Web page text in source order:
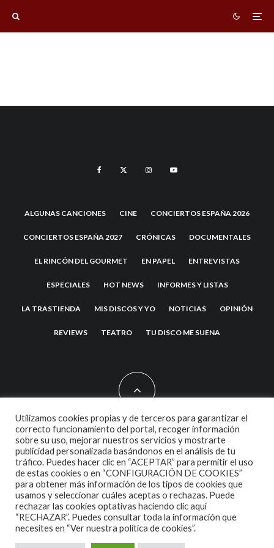
ALGUNAS CANCIONES CINE CONCIERTOS ESPAÑA 2026
CONCIERTOS ESPAÑA 2027 CRÓNICAS DOCUMENTALES
EL RINCÓN DEL GOURMET EN PAPEL ENTREVISTAS
ESPECIALES HOT NEWS INFORMES Y LISTAS
LA TRASTIENDA MIS DISCOS Y YO NOTICIAS OPINIÓN
REVIEWS TEATRO TU DISCO ME SUENA
2007 COPYRIGHT -CODETIPITHEME
Utilizamos cookies propias y de terceros para garantizar el
correcto funcionamiento del portal, recoger información
sobre su uso, mejorar nuestros servicios y mostrarte
publicidad personalizada basándonos en el análisis de tu
tráfico. Puedes hacer clic en “ACEPTAR” para permitir el uso
de estas cookies o en “CONFIGURACIÓN DE COOKIES”
para obtener más información de los tipos de cookies que
usamos y seleccionar cuáles aceptas o rechazas. Puede
rechazar las cookies optativas haciendo clic aquí
“RECHAZAR”. Puedes consultar toda la información que
necesites en “Ver nuestra política de cookies”.